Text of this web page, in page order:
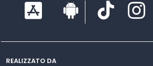
REALIZZATO DA